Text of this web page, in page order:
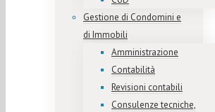
Gestione di Condomini e
di Immobili
Amministrazione
Contabilità
Revisioni contabili
Consulenze tecniche,